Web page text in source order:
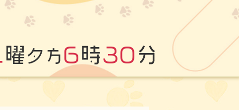
曜 夕方 6時30 分